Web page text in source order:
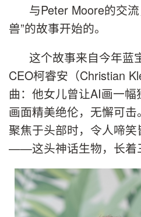
与Peter Moore的交
兽”的故事开始的。
这个故事来自今年蓝
CEO柯睿安（Christian
曲：他女儿曾让AI画一幅
画面精美绝伦，无懈可击
聚焦于头部时，令人啼
——这头神话生物，长着